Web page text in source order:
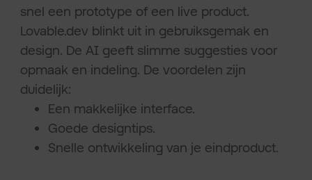
snel een prototype of een live product.
Lovable.dev blinkt uit in gebruiksgemak en
design. De AI geeft slimme suggesties voor
opmaak en indeling. De voordelen zijn
duidelijk:
Een makkelijke interface.
Goede designtips.
Snelle ontwikkeling van je eindproduct.